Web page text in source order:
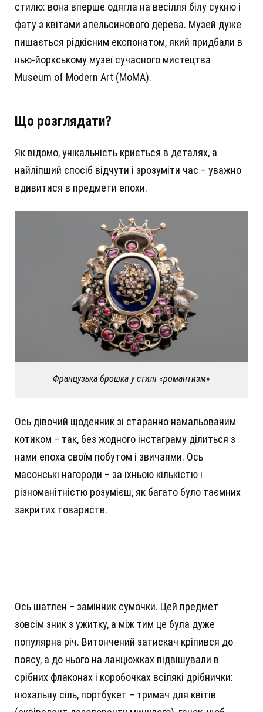
стилю: вона вперше одягла на весілля білу сукню і
фату з квітами апельсинового дерева. Музей дуже
пишається рідкісним експонатом, який придбали в
нью-йоркському музеї сучасного мистецтва
Museum of Modern Art (MoMA).
Що розглядати?
Як відомо, унікальність криється в деталях, а
найліпший спосіб відчути і зрозуміти час – уважно
вдивитися в предмети епохи.
Французька брошка у стилі «романтизм»
Ось дівочий щоденник зі старанно намальованим
котиком – так, без жодного інстаграму ділиться з
нами епоха своїм побутом і звичаями. Ось
масонські нагороди – за їхньою кількістю і
різноманітністю розумієш, як багато було таємних
закритих товариств.
Ось шатлен – замінник сумочки. Цей предмет
зовсім зник з ужитку, а між тим це була дуже
популярна річ. Витончений затискач кріпився до
поясу, а до нього на ланцюжках підвішували в
срібних флаконах і коробочках всілякі дрібнички:
нюхальну сіль, портбукет – тримач для квітів